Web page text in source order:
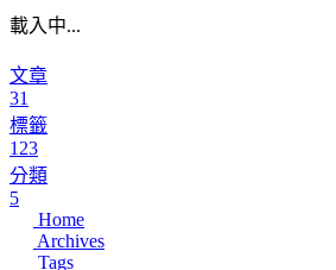
載入中...
文章
31
標籤
123
分類
5
Home
Archives
Tags